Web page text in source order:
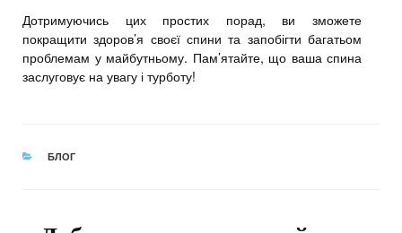
Дотримуючись цих простих порад, ви зможете
покращити здоров’я своєї спини та запобігти багатьом
проблемам у майбутньому. Пам’ятайте, що ваша спина
заслуговує на увагу і турботу!
CATEGORIES
БЛОГ